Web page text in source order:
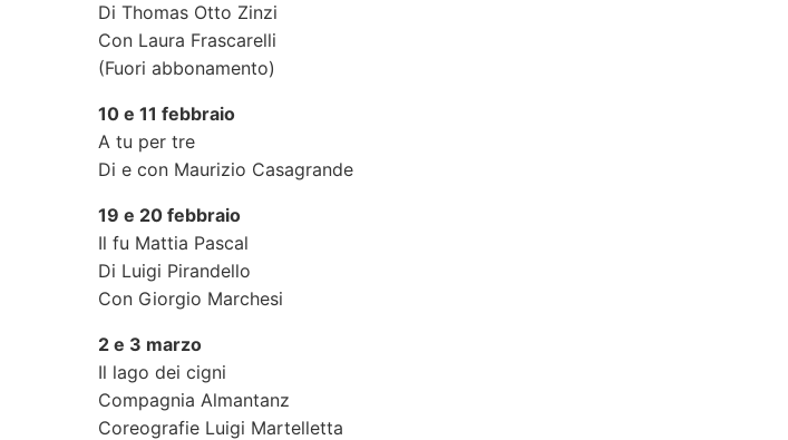
Di Thomas Otto Zinzi
Con Laura Frascarelli
(Fuori abbonamento)
10 e 11 febbraio
A tu per tre
Di e con Maurizio Casagrande
19 e 20 febbraio
Il fu Mattia Pascal
Di Luigi Pirandello
Con Giorgio Marchesi
2 e 3 marzo
Il lago dei cigni
Compagnia Almantanz
Coreografie Luigi Martelletta